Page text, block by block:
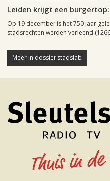
Leiden krijgt een burgertop:
Op 19 december is het 750 jaar
stadsrechten werden verleend
Meer in dossier stadslab